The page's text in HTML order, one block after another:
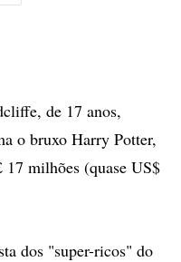
de 17 anos,
o bruxo Harry Potter,
17 milhões (quase US$
dos "super-ricos" do